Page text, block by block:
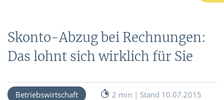
Skonto-Abzug bei Rechnungen:
Das lohnt sich wirklich für Sie
Betriebswirtschaft
2 min | Stand 10.07.2015